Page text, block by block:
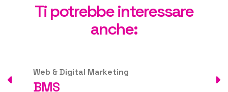
Ti potrebbe interessare
anche: